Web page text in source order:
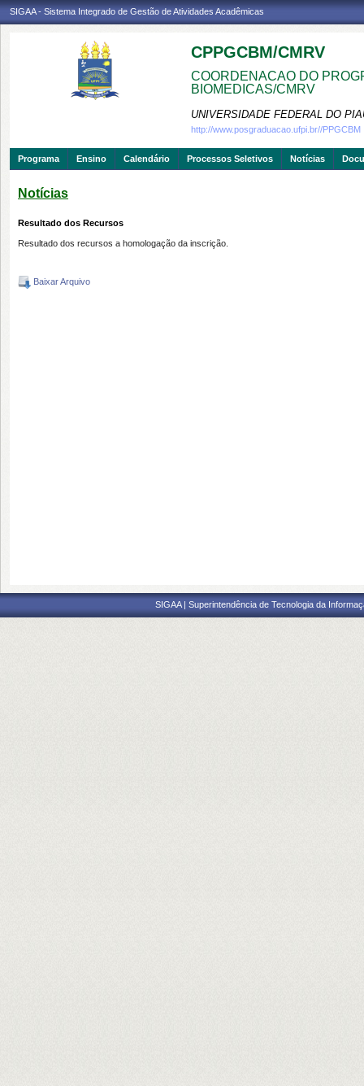
SIGAA - Sistema Integrado de Gestão de Atividades Acadêmicas
CPPGCBM/CMRV
COORDENACAO DO
BIOMEDICAS/CMRV
UNIVERSIDADE FEDERAL DO
http://www.posgraduacao.ufpi.br//PPGCBM
Programa Ensino Calendário Processos Seletivos Notícias
Notícias
Resultado dos Recursos
Resultado dos recursos a homologação da inscrição.
Baixar Arquivo
SIGAA | Superintendência de Tecnologia da